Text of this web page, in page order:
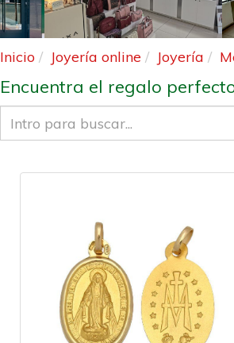
Inicio Joyería online Joyería
Encuentra el regalo